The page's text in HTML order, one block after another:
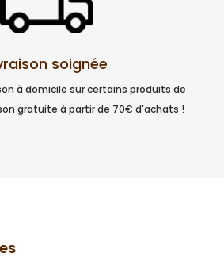
soignée
à domicile sur certains produits de
gratuite à partir de 70€ d'achats !